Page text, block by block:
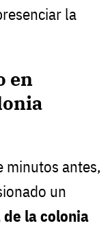
la
en
minutos antes,
un
la colonia